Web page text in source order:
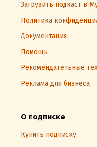
Загрузить подкаст в
Политика
Документация
Помощь
Рекомендательные
Реклама для бизнеса
О подписке
Купить подписку